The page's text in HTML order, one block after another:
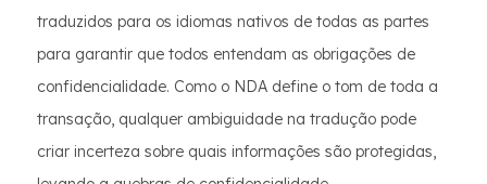
traduzidos para os idiomas nativos de todas as partes
para garantir que todos entendam as obrigações de
confidencialidade. Como o NDA define o tom de toda a
transação, qualquer ambiguidade na tradução pode
criar incerteza sobre quais informações são protegidas,